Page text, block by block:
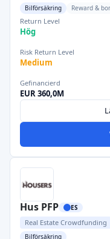
Bilförsäkring Reward &
Return Level
Hög
Risk Return Level
Medium
Gefinancierd
EUR 360,0M
Hus PFP ES
Real Estate Crowdfunding
Bilförsäkring